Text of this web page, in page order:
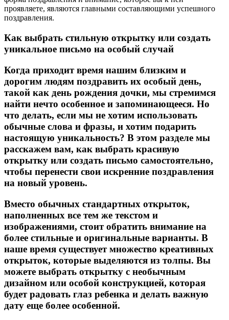
проявляете, являются главными составляющими успешного
поздравления.
Как выбрать стильную открытку или создать
уникальное письмо на особый случай
Когда приходит время нашим близким и
дорогим людям поздравить их особый день,
такой как день рождения дочки, мы стремимся
найти нечто особенное и запоминающееся. Но
что делать, если мы не хотим использовать
обычные слова и фразы, и хотим подарить
настоящую уникальность? В этом разделе мы
расскажем вам, как выбрать красивую
открытку или создать письмо самостоятельно,
чтобы перенести свои искренние поздравления
на новый уровень.
Вместо обычных стандартных открыток,
наполненных все тем же текстом и
изображениями, стоит обратить внимание на
более стильные и оригинальные варианты. В
наше время существует множество креативных
открыток, которые выделяются из толпы. Вы
можете выбрать открытку с необычным
дизайном или особой конструкцией, которая
будет радовать глаз ребенка и делать важную
дату еще более особенной.